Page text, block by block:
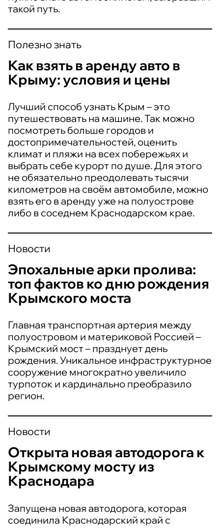
такой путь.
Полезно знать
Как взять в аренду авто в
Крыму: условия и цены
Лучший способ узнать Крым – это
путешествовать на машине. Так можно
посмотреть больше городов и
достопримечательностей, оценить
климат и пляжи на всех побережьях и
выбрать себе курорт по душе. Для этого
не обязательно преодолевать тысячи
километров на своём автомобиле, можно
взять его в аренду уже на полуострове
либо в соседнем Краснодарском крае.
Новости
Эпохальные арки пролива:
топ фактов ко дню рождения
Крымского моста
Главная транспортная артерия между
полуостровом и материковой Россией –
Крымский мост – празднует день
рождения. Уникальное инфраструктурное
сооружение многократно увеличило
турпоток и кардинально преобразило
регион.
Новости
Открыта новая автодорога к
Крымскому мосту из
Краснодара
Запущена новая автодорога, которая
соединила Краснодарский край с